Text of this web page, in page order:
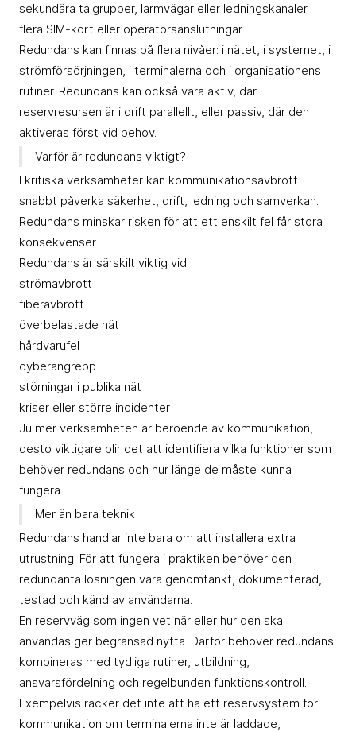
sekundära talgrupper, larmvägar eller ledningskanaler
flera SIM-kort eller operatörsanslutningar
Redundans kan finnas på flera nivåer: i nätet, i systemet, i
strömförsörjningen, i terminalerna och i organisationens
rutiner. Redundans kan också vara aktiv, där
reservresursen är i drift parallellt, eller passiv, där den
aktiveras först vid behov.
Varför är redundans viktigt?
I kritiska verksamheter kan kommunikationsavbrott
snabbt påverka säkerhet, drift, ledning och samverkan.
Redundans minskar risken för att ett enskilt fel får stora
konsekvenser.
Redundans är särskilt viktig vid:
strömavbrott
fiberavbrott
överbelastade nät
hårdvarufel
cyberangrepp
störningar i publika nät
kriser eller större incidenter
Ju mer verksamheten är beroende av kommunikation,
desto viktigare blir det att identifiera vilka funktioner som
behöver redundans och hur länge de måste kunna
fungera.
Mer än bara teknik
Redundans handlar inte bara om att installera extra
utrustning. För att fungera i praktiken behöver den
redundanta lösningen vara genomtänkt, dokumenterad,
testad och känd av användarna.
En reservväg som ingen vet när eller hur den ska
användas ger begränsad nytta. Därför behöver redundans
kombineras med tydliga rutiner, utbildning,
ansvarsfördelning och regelbunden funktionskontroll.
Exempelvis räcker det inte att ha ett reservsystem för
kommunikation om terminalerna inte är laddade,